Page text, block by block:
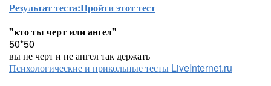
Результат теста:Пройти этот тест
"кто ты черт или ангел"
50*50
вы не черт и не ангел так держать
Психологические и прикольные тесты LiveInternet.ru